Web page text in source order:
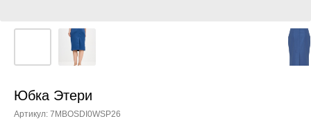
Юбка Этери
Артикул: 7MBOSDI0WSP26